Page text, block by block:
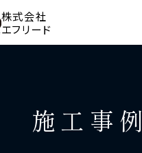
株式会社
エフリード
施工事例